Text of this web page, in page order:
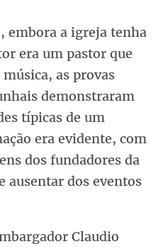
embora a igreja tenha
era um pastor que
as provas
demonstraram
típicas de um
era evidente, com
dos fundadores da
ausentar dos eventos
Claudio